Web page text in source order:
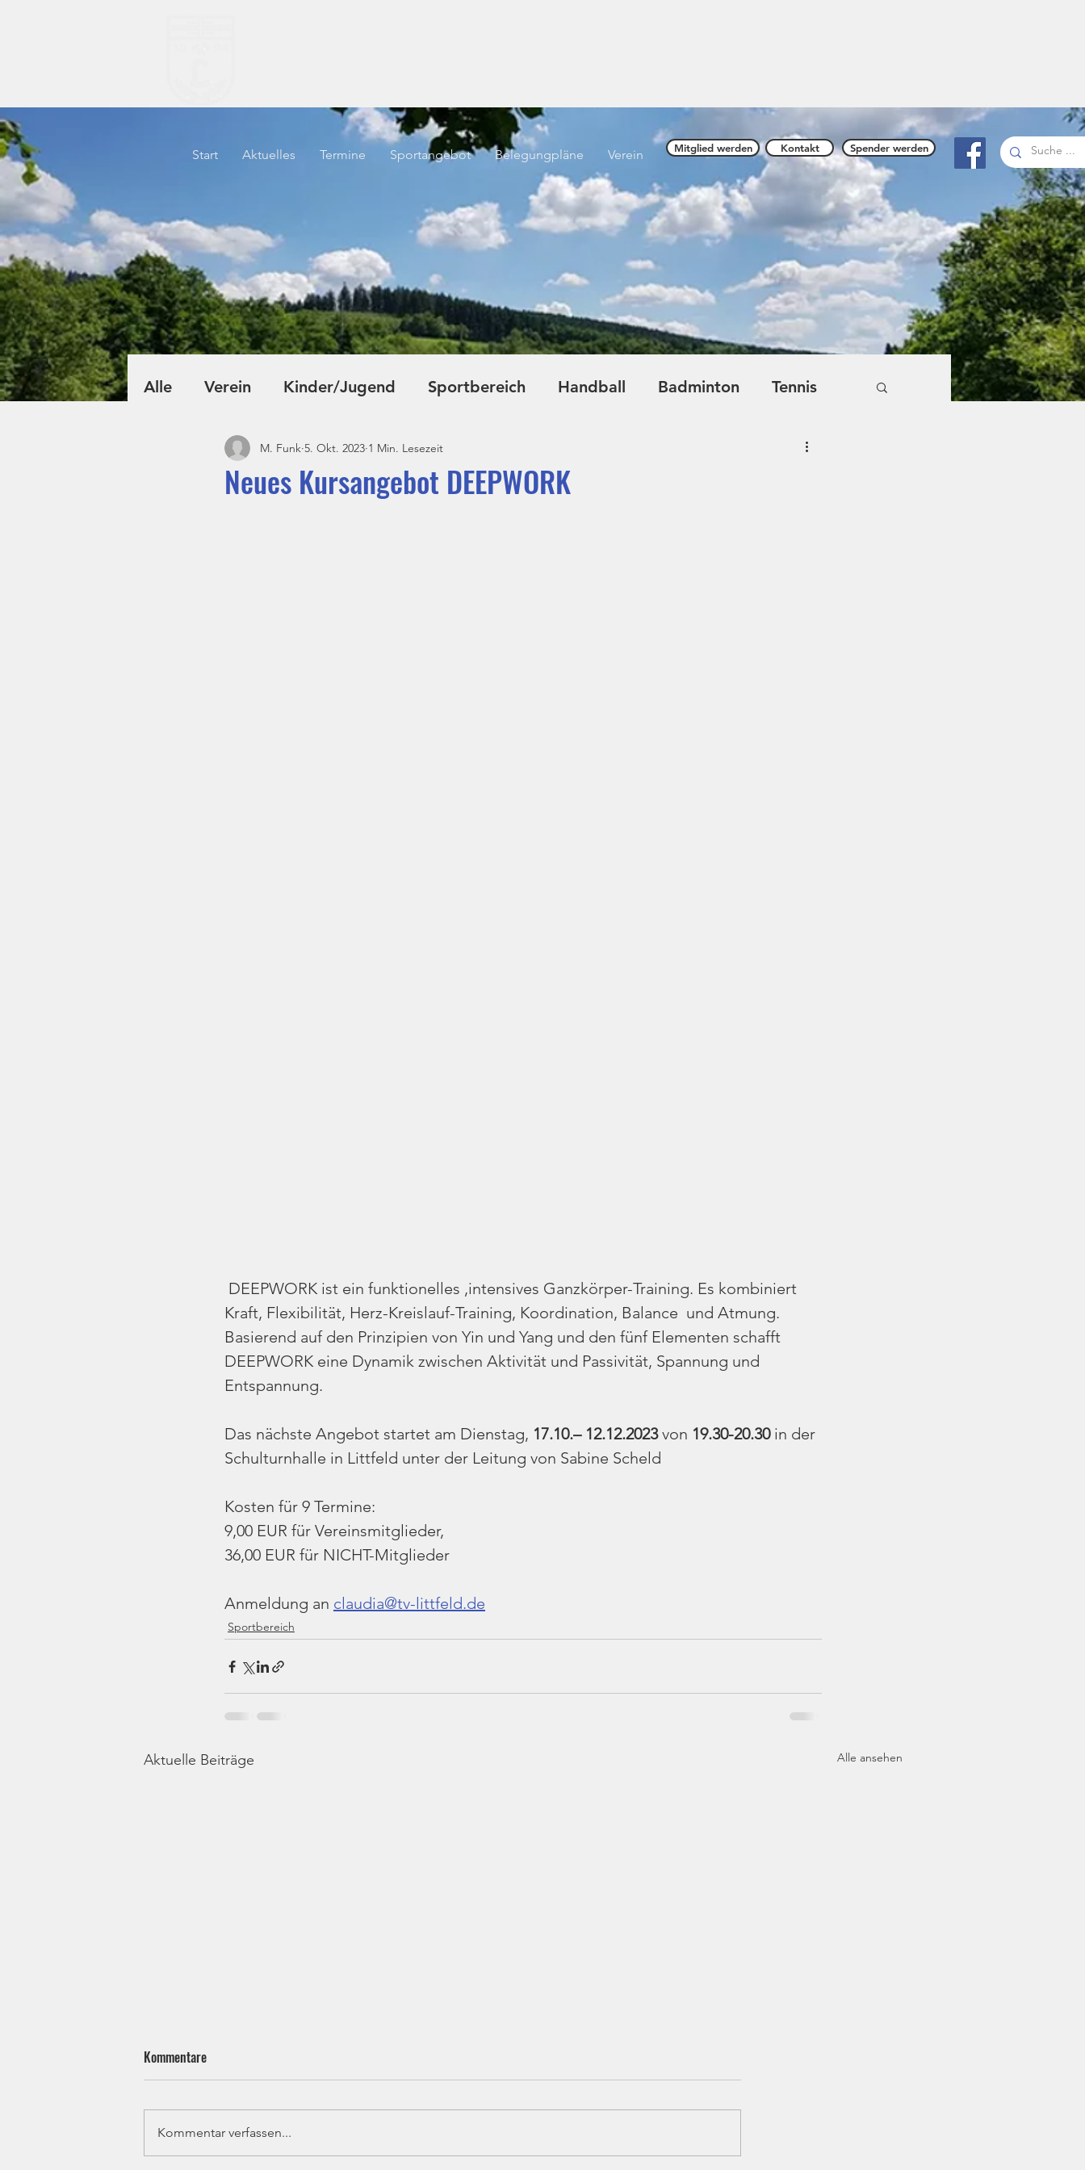
Start Aktuelles Termine Sportangebot Belegungpläne Verein Mitglied werden Kontakt Spender werden
Alle Verein Kinder/Jugend Sportbereich Handball Badminton Tennis
Fußball Volleyball Ju-Jutsu
Neues Kursangebot DEEPWORK
M. Funk 5. Okt. 2023 1 Min. Lesezeit
DEEPWORK ist ein funktionelles ,intensives Ganzkörper-Training. Es kombiniert
Kraft, Flexibilität, Herz-Kreislauf-Training, Koordination, Balance  und Atmung.
Basierend auf den Prinzipien von Yin und Yang und den fünf Elementen schafft
DEEPWORK eine Dynamik zwischen Aktivität und Passivität, Spannung und
Entspannung.
Das nächste Angebot startet am Dienstag, 17.10.– 12.12.2023 von 19.30-20.30 in der
Schulturnhalle in Littfeld unter der Leitung von Sabine Scheld
Kosten für 9 Termine:
9,00 EUR für Vereinsmitglieder,
36,00 EUR für NICHT-Mitglieder
Anmeldung an claudia@tv-littfeld.de
Sportbereich
Aktuelle Beiträge Alle ansehen
Ju-Jutsu - Bezirksprüfung
Kommentare
Kommentar verfassen...